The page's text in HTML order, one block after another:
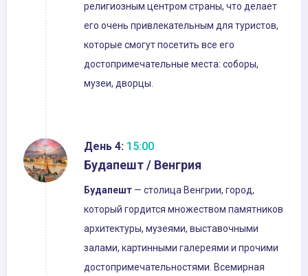
религиозным центром страны, что делает
его очень привлекательным для туристов,
которые смогут посетить все его
достопримечательные места: соборы,
музеи, дворцы.
День 4: 15:00
Будапешт / Венгрия
Будапешт — столица Венгрии, город,
который гордится множеством памятников
архитектуры, музеями, выставочными
залами, картинными галереями и прочими
достопримечательностями. Всемирная